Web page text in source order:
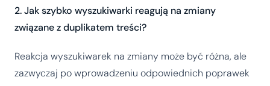
2. Jak szybko wyszukiwarki reagują na zmiany
związane z duplikatem treści?
Reakcja wyszukiwarek na zmiany może być różna, ale
zazwyczaj po wprowadzeniu odpowiednich poprawek